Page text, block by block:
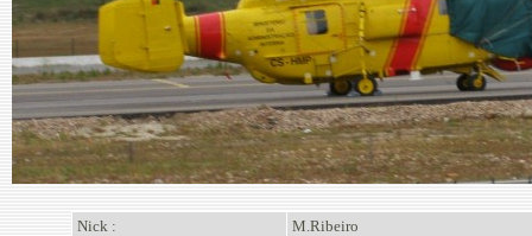
Nick :
M.Ribeiro